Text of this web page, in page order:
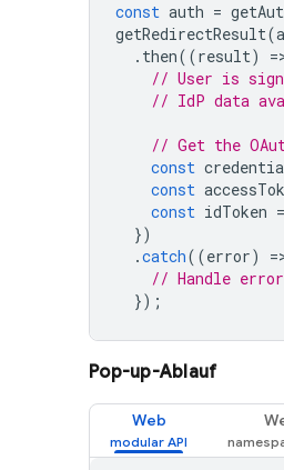
const auth =
getRedirectResult(
. then((result) =
// User is
// IdP data
// Get the
const
const
const idToken =
})
.catch((error) =
// Handle
});
Pop-up-Ablauf
Web